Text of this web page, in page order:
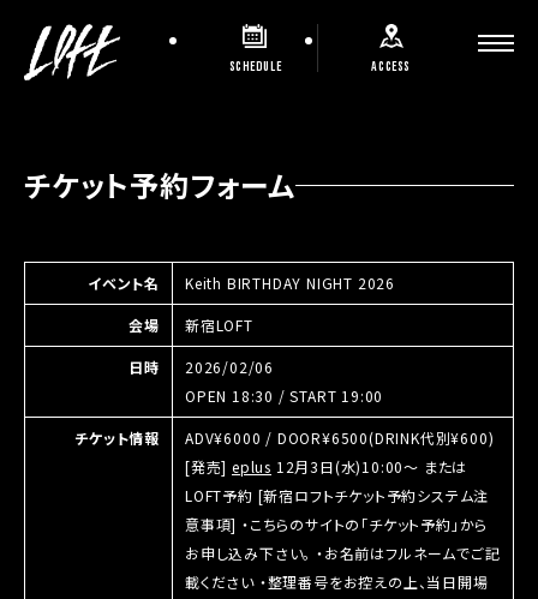
SCHEDULE ACCESS
チケット予約フォーム
イベント名 Keith BIRTHDAY NIGHT 2026
会場 新宿LOFT
日時
2026/02/06
OPEN 18:30 / START 19:00
チケット情報
ADV¥6000 / DOOR¥6500(DRINK代別¥600)
[発売] eplus 12月3日(水)10:00〜 または
LOFT予約 [新宿ロフトチケット予約システム注
意事項] ・こちらのサイトの「チケット予約」から
お申し込み下さい。 ・お名前はフルネームでご記
載ください ・整理番号をお控えの上、当日開場